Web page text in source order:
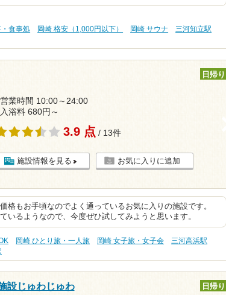
・食事処 岡崎 格安（1,000円以下） 岡崎 サウナ
三河知立駅
日帰り
業時間 10:00～24:00
浴料 680円～
3.9 点 / 13件
施設情報を見る お気に入りに追加
格もお手頃なのでよく通っているお気に入りの施設です。
いるようなので、今度ぜひ試してみようと思います。
岡崎 ひとり旅・一人旅 岡崎 女子旅・女子会
三河高浜駅
設じゅわじゅわ 日帰り